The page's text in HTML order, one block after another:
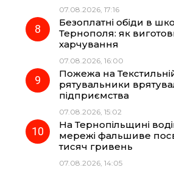
07.08.2026, 17:16
Безоплатні обіди в
Тернополя: як
харчування
07.08.2026, 16:00
Пожежа на
рятувальники
підприємства
07.08.2026, 15:02
На Тернопільщині
мережі фальшиве
тисяч гривень
07.08.2026, 14:05